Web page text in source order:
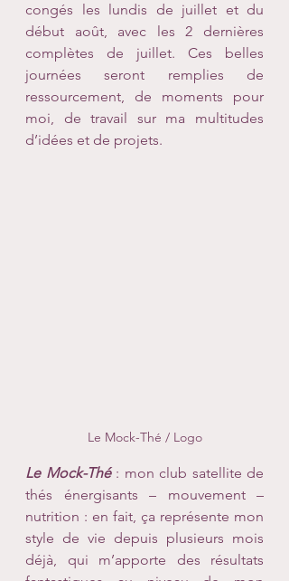
congés les lundis de juillet et du
début août, avec les 2 dernières
complètes de juillet. Ces belles
journées seront remplies de
ressourcement, de moments pour
moi, de travail sur ma multitudes
d’idées et de projets.
Le Mock-Thé / Logo
Le Mock-Thé : mon club satellite de
thés énergisants – mouvement –
nutrition : en fait, ça représente mon
style de vie depuis plusieurs mois
déjà, qui m’apporte des résultats